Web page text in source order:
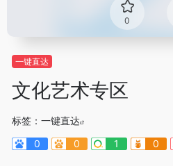
0
一键直达
文化艺术专区
标签： 一键直达
0
0 1 0